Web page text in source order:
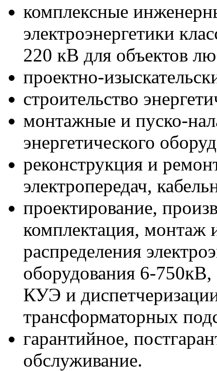
комплексные
электроэнергетики
220 кВ для объектов
проектно-
строительство
монтажные и пуско-
энергетического
реконструкция и
электропередач,
проектирование,
комплектация, монтаж
распределения
оборудования 6-
КУЭ и
трансформаторных
гарантийное,
обслуживание.